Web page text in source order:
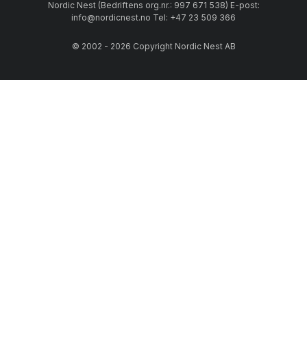
Nordic Nest (Bedriftens org.nr.: 997 671 538) E-post:
info@nordicnest.no Tel: +47 23 509 366
© 2002 - 2026 Copyright Nordic Nest AB